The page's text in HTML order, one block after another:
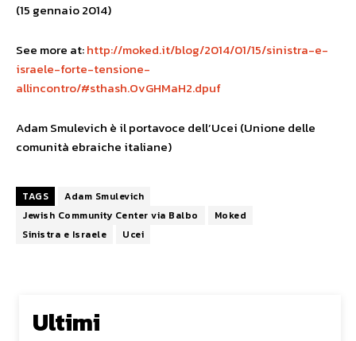
(15 gennaio 2014)
See more at:http://moked.it/blog/2014/01/15/sinistra-e-
israele-forte-tensione-
allincontro/#sthash.OvGHMaH2.dpuf
Adam Smulevich è il portavoce dell’Ucei (Unione delle
comunità ebraiche italiane)
TAGS
Adam Smulevich
Jewish Community Center via Balbo
Moked
Sinistra e Israele
Ucei
Ultimi